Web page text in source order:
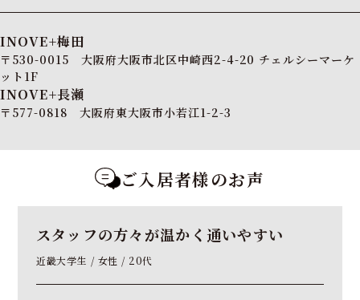
INOVE+梅田
〒530-0015 大阪府大阪市北区中崎西2-4-20 チェルシーマーケ
ット1F
INOVE+長瀬
〒577-0818 大阪府東大阪市小若江1-2-3
ご入居者様のお声
スタッフの方々が温かく通いやすい
近畿大学生 / 女性 / 20代